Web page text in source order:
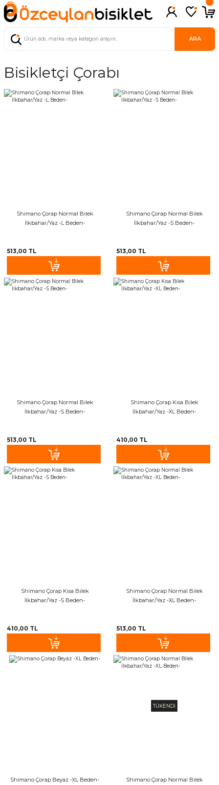
ARA
Bisikletçi Çorabı
Shimano Çorap Normal Bilek
İlkbahar/Yaz -L Beden-
513,00 TL
Shimano Çorap Normal Bilek
İlkbahar/Yaz -S Beden-
513,00 TL
Shimano Çorap Normal Bilek
İlkbahar/Yaz -S Beden-
513,00 TL
Shimano Çorap Kısa Bilek
İlkbahar/Yaz -XL Beden-
410,00 TL
Shimano Çorap Kısa Bilek
İlkbahar/Yaz -S Beden-
410,00 TL
Shimano Çorap Normal Bilek
İlkbahar/Yaz -XL Beden-
513,00 TL
Shimano Çorap Beyaz -XL Beden-
TÜKENDİ
Shimano Çorap Normal Bilek